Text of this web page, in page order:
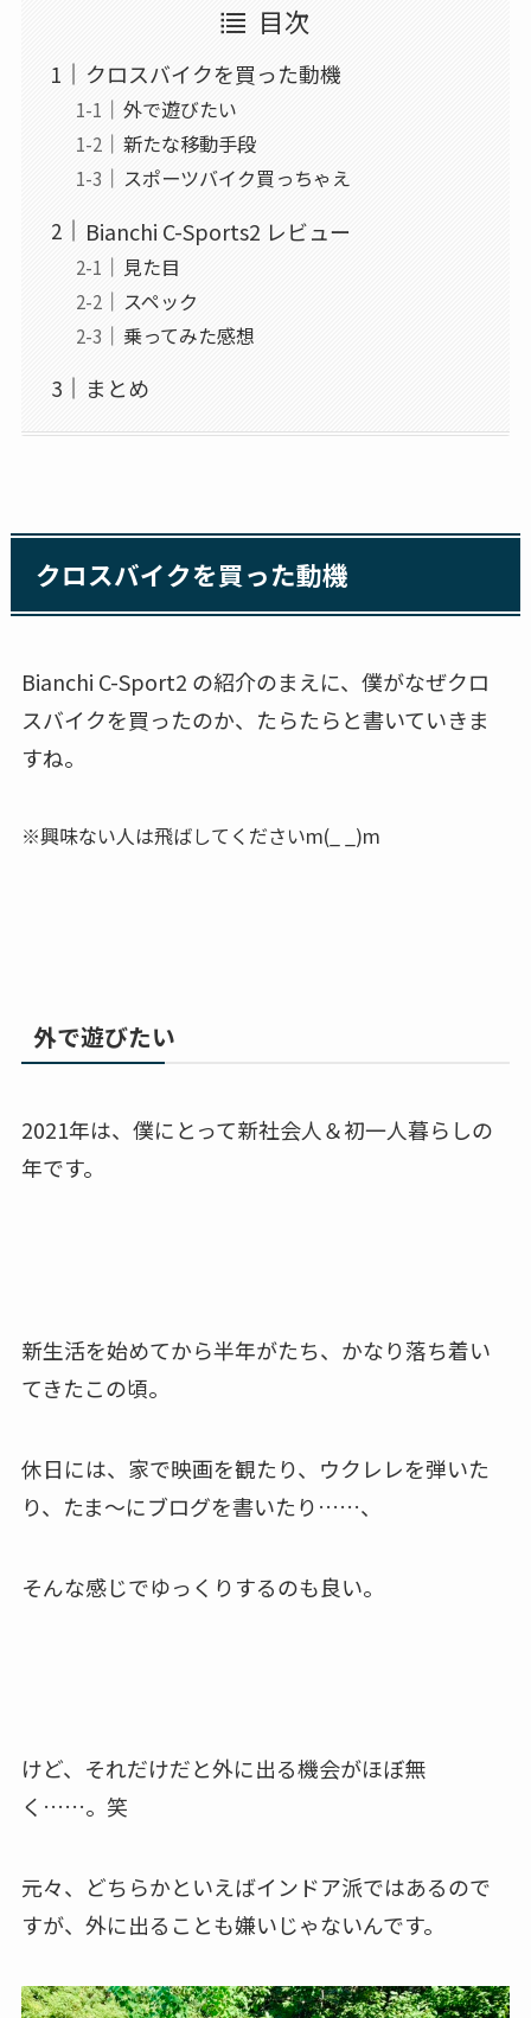
目次
クロスバイクを買った動機
外で遊びたい
新たな移動手段
スポーツバイク買っちゃえ
Bianchi C-Sports2 レビュー
見た目
スペック
乗ってみた感想
まとめ
クロスバイクを買った動機
Bianchi C-Sport2 の紹介のまえに、僕がなぜクロ
スバイクを買ったのか、たらたらと書いていきま
すね。
※興味ない人は飛ばしてくださいm(_ _)m
外で遊びたい
2021年は、僕にとって新社会人＆初一人暮らしの
年です。
新生活を始めてから半年がたち、かなり落ち着い
てきたこの頃。
休日には、家で映画を観たり、ウクレレを弾いた
り、たま〜にブログを書いたり……、
そんな感じでゆっくりするのも良い。
けど、それだけだと外に出る機会がほぼ無
く……。笑
元々、どちらかといえばインドア派ではあるので
すが、外に出ることも嫌いじゃないんです。